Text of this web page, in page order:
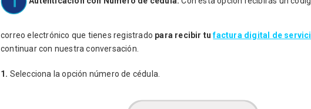
correo electrónico que tienes registrado para recibir tufactura digital de
continuar con nuestra conversación.
1. Selecciona la opción número de cédula.